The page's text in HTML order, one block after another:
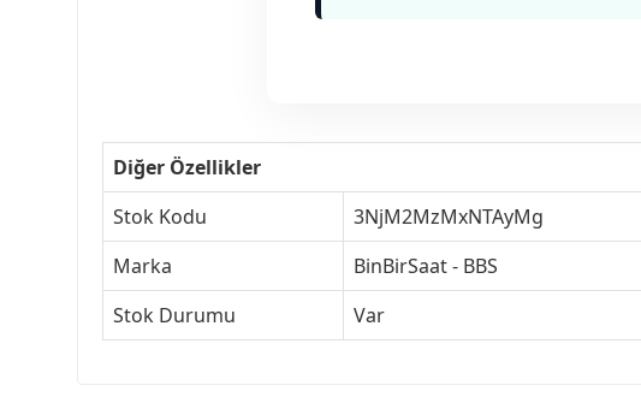
Diğer Özellikler
Stok Kodu
3NjM2MzMxNTAyMg
Marka
BinBirSaat - BBS
Stok Durumu
Var